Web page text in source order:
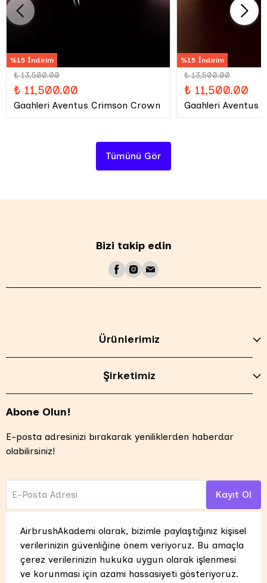
AirbrushAkademi olarak, bizimle paylaştığınız kişisel
verilerinizin güvenliğine önem veriyoruz. Bu amaçla
çerez verilerinizin hukuka uygun olarak işlenmesi
ve korunması için azami hassasiyeti gösteriyoruz.
%15 İndirim
₺ 13,500.00
₺ 11,500.00
Gaahleri Aventus Crimson Crown
%15 İndirim
₺ 13,500.00
₺ 11,500.00
Gaahleri Aventus
Tümünü Gör
Bizi takip edin
Ürünlerimiz
Şirketimiz
Abone Olun!
E-posta adresinizi bırakarak yeniliklerden haberdar
olabilirsiniz!
E-Posta Adresi Kayıt Ol